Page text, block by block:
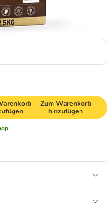
Zum Warenkorb
hinzufügen